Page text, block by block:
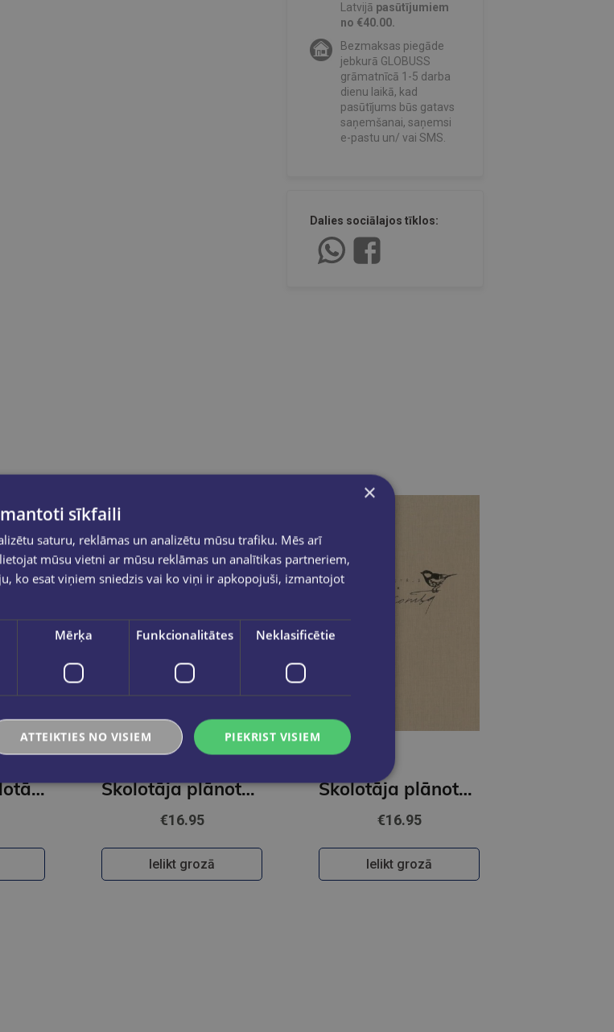
Latvijā pasūtījumiem
no €40.00.
Bezmaksas piegāde
jebkurā GLOBUSS
grāmatnīcā 1-5 darba
dienu laikā, kad
pasūtījums būs gatavs
saņemšanai, saņemsi
e-pastu un/ vai SMS.
Dalies sociālajos tīklos:
Plānotājs skolotājiem 26/27 Zila Skolotāja plānotājs. Ziedoņa klase. Zils
€16.95
Ielikt grozā
Skolotāja plānotājs. Ziedoņa klase. Bēšs
€16.95
Ielikt grozā
×
sīkfaili
saturu, reklāmas un analizētu mūsu trafiku. Mēs arī
mūsu vietni ar mūsu reklāmas un analītikas partneriem,
ko esat viņiem sniedzis vai ko viņi ir apkopojuši, izmantojot
Mērķa Funkcionalitātes Neklasificētie
PIEKRIST VISIEM
ATTEIKTIES NO VISIEM